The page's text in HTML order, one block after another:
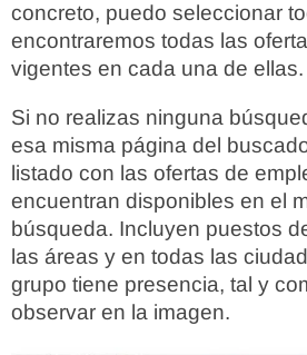
concreto, puedo seleccionar
encontraremos todas las
vigentes en cada una de ellas.
Si no realizas ninguna
esa misma página del
listado con las ofertas de
encuentran disponibles en el
búsqueda. Incluyen puestos
las áreas y en todas las
grupo tiene presencia, tal y
observar en la imagen.